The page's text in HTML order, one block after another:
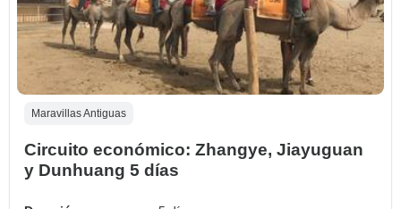
Maravillas Antiguas
Circuito económico: Zhangye, Jiayuguan
y Dunhuang 5 días